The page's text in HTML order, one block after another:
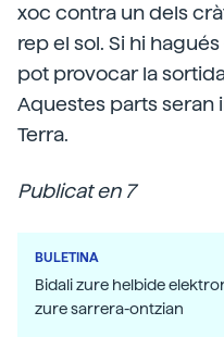
xoc contra un dels
rep el sol. Si hi
pot provocar la
Aquestes parts seran
Terra.
Publicat en 7
BULETINA
Bidali zure helbide
zure sarrera-ontzian